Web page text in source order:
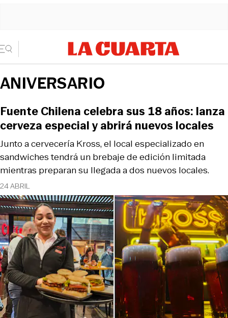
ANIVERSARIO
24 ABRIL
Junto a cervecería Kross, el local especializado en
sandwiches tendrá un brebaje de edición limitada
mientras preparan su llegada a dos nuevos locales.
Fuente Chilena celebra sus 18 años: lanza
cerveza especial y abrirá nuevos locales